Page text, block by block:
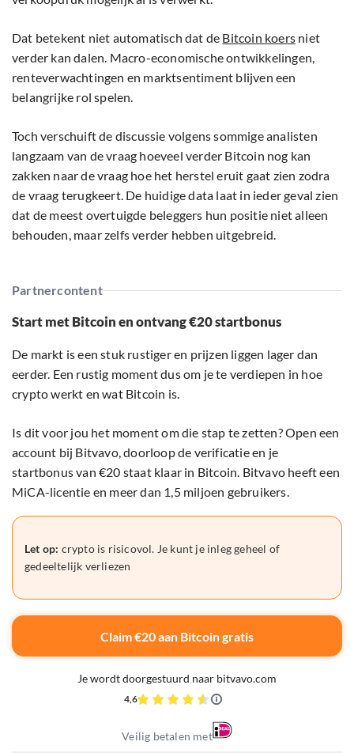
Dat betekent niet automatisch dat de Bitcoin koers niet
verder kan dalen. Macro-economische ontwikkelingen,
renteverwachtingen en marktsentiment blijven een
belangrijke rol spelen.
Toch verschuift de discussie volgens sommige analisten
langzaam van de vraag hoeveel verder Bitcoin nog kan
zakken naar de vraag hoe het herstel eruit gaat zien zodra
de vraag terugkeert. De huidige data laat in ieder geval zien
dat de meest overtuigde beleggers hun positie niet alleen
behouden, maar zelfs verder hebben uitgebreid.
Partnercontent
Start met Bitcoin en ontvang €20 startbonus
De markt is een stuk rustiger en prijzen liggen lager dan
eerder. Een rustig moment dus om je te verdiepen in hoe
crypto werkt en wat Bitcoin is.
Is dit voor jou het moment om die stap te zetten? Open een
account bij Bitvavo, doorloop de verificatie en je
startbonus van €20 staat klaar in Bitcoin. Bitvavo heeft een
MiCA-licentie en meer dan 1,5 miljoen gebruikers.
Let op: crypto is risicovol. Je kunt je inleg geheel of
gedeeltelijk verliezen
Claim €20 aan Bitcoin gratis
Je wordt doorgestuurd naar bitvavo.com
4,6
Veilig betalen met